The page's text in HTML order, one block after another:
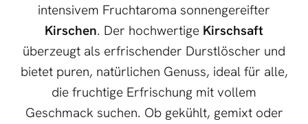
intensivem Fruchtaroma sonnengereifter
Kirschen. Der hochwertige Kirschsaft
überzeugt als erfrischender Durstlöscher und
bietet puren, natürlichen Genuss, ideal für alle,
die fruchtige Erfrischung mit vollem
Geschmack suchen. Ob gekühlt, gemixt oder